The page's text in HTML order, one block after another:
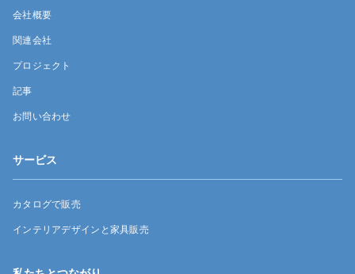
会社概要
関連会社
プロジェクト
記事
お問い合わせ
サービス
カタログで販売
インテリアデザインと家具販売